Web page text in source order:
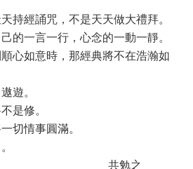
持經誦咒，不是天天做大禮拜。
的一言一行，心念的一動一靜。
心如意時，那經典將不在浩瀚如
遊。
是修。
切情事圓滿。
了。
之